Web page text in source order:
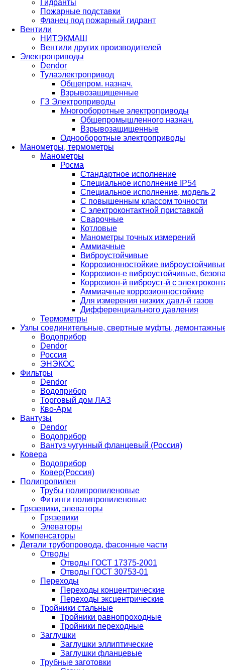
Гидранты
Пожарные подставки
Фланец под пожарный гидрант
Вентили
НИТЭКМАШ
Вентили других производителей
Электроприводы
Dendor
Тулаэлектропривод
Общепром. назнач.
Взрывозащищенные
ГЗ Электроприводы
Многооборотные электроприводы
Общепромышленного назнач.
Взрывозащищенные
Однооборотные электроприводы
Манометры, термометры
Манометры
Росма
Стандартное исполнение
Специальное исполнение IP54
Специальное исполнение, модель 2
С повышенным классом точности
С электроконтактной приставкой
Cварочные
Котловые
Манометры точных измерений
Аммиачные
Виброустойчивые
Коррозионностойкие
Коррозион-е виброустойчивые,
Коррозион-й виброуст-й с
Аммиачные коррозионностойкие
Для измерения низких давл-й газов
Дифференциального давления
Термометры
Узлы соединительные, свертные муфты,
Водоприбор
Dendor
Россия
ЭНЭКОС
Фильтры
Dendor
Водоприбор
Торговый дом ЛАЗ
Кво-Арм
Вантузы
Dendor
Водоприбор
Вантуз чугунный фланцевый (Россия)
Ковера
Водоприбор
Ковер(Россия)
Полипропилен
Трубы полипропиленовые
Фитинги полипропиленовые
Грязевики, элеваторы
Грязевики
Элеваторы
Компенсаторы
Детали трубопровода, фасонные части
Отводы
Отводы ГОСТ 17375-2001
Отводы ГОСТ 30753-01
Переходы
Переходы концентрические
Переходы эксцентрические
Тройники стальные
Тройники равнопроходные
Тройники переходные
Заглушки
Заглушки эллиптические
Заглушки фланцевые
Трубные заготовки